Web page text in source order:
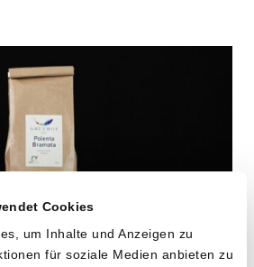
Cookies
um Inhalte und Anzeigen zu
für soziale Medien anbieten zu